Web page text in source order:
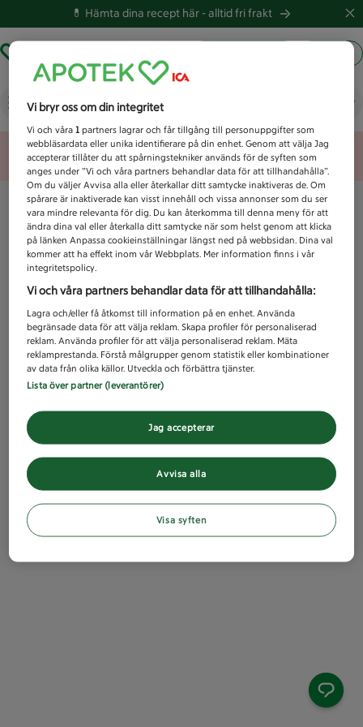
💊 Hämta dina recept här -alltid fri frakt
Vad letar du efter idag?
Unknown error
Vi bryr oss om din integritet
Vi och våra1 partners lagrar och får tillgång till personuppgifter som
webbläsardata eller unika identifierare på din enhet. Genom att välja Jag
accepterar tillåter du att spårningstekniker används för de syften som
anges under ”Vi och våra partners behandlar data för att tillhandahålla”.
Om du väljer Avvisa alla eller återkallar ditt samtycke inaktiveras de. Om
spårare är inaktiverade kan visst innehåll och vissa annonser som du ser
vara mindre relevanta för dig. Du kan återkomma till denna meny för att
ändra dina val eller återkalla ditt samtycke när som helst genom att klicka
på länken Anpassa cookieinställningar längst ned på webbsidan. Dina val
kommer att ha effekt inom vår Webbplats. Mer information finns i vår
integritetspolicy.
Vi och våra partners behandlar data för att tillhandahålla:
Lagra och/eller få åtkomst till information på en enhet. Använda
begränsade data för att välja reklam. Skapa profiler för personaliserad
reklam. Använda profiler för att välja personaliserad reklam. Mäta
reklamprestanda. Förstå målgrupper genom statistik eller kombinationer
av data från olika källor. Utveckla och förbättra tjänster.
Lista över partner (leverantörer)
Avvisa alla
Jag accepterar
Visa syften